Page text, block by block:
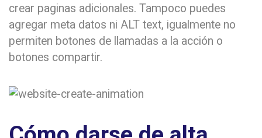
crear paginas adicionales. Tampoco puedes
agregar meta datos ni ALT text, igualmente no
permiten botones de llamadas a la acción o
botones compartir.